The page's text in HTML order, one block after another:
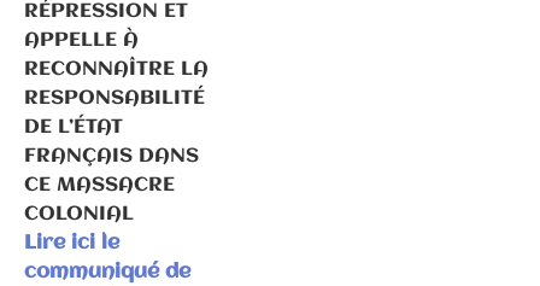
RÉPRESSION ET
APPELLE À
RECONNAÎTRE LA
RESPONSABILITÉ
DE L’ÉTAT
FRANÇAIS DANS
CE MASSACRE
COLONIAL
Lire ici le
communiqué de